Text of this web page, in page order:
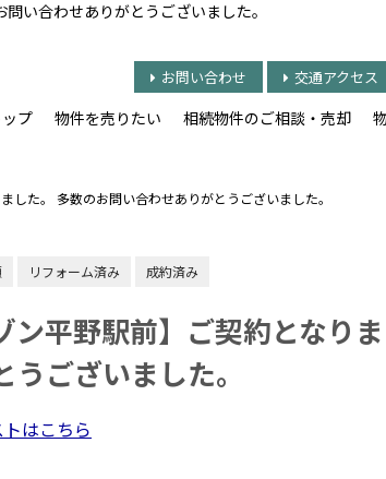
い合わせありがとうございました。
お問い合わせ 交通アクセス
ップ 物件を売りたい 相続物件のご相談・売却
した。 多数のお問い合わせありがとうございました。
リフォーム済み 成約済み
ン平野駅前】ご契約となり
ございました。
はこちら